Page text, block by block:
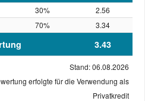
30%
2.56
70% 3.34
3.43
Stand: 06.08.2026
erfolgte für die Verwendung als
Privatkredit